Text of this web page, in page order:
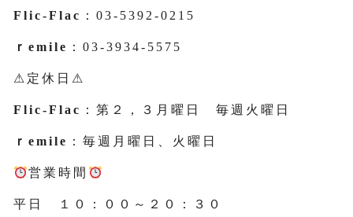
Flic-Flac ：03-5392-0215
ｒemile ：03-3934-5575
⚠定休日⚠
Flic-Flac ：第２，３月曜日 毎週火曜日
ｒemile ：毎週月曜日、火曜日
営業時間
平日 １０：００～２０：３０